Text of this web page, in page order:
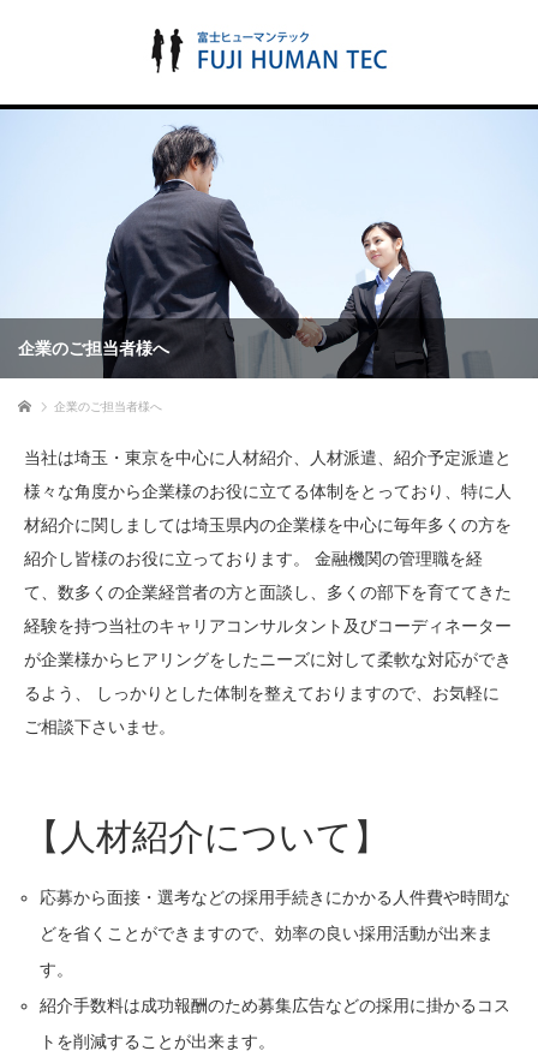
企業のご担当者様へ
ホーム 企業のご担当者様へ
当社は埼玉・東京を中心に人材紹介、人材派遣、紹介予定派遣と
様々な角度から企業様のお役に立てる体制をとっており、特に人
材紹介に関しましては埼玉県内の企業様を中心に毎年多くの方を
紹介し皆様のお役に立っております。 金融機関の管理職を経
て、数多くの企業経営者の方と面談し、多くの部下を育ててきた
経験を持つ当社のキャリアコンサルタント及びコーディネーター
が企業様からヒアリングをしたニーズに対して柔軟な対応ができ
るよう、 しっかりとした体制を整えておりますので、お気軽に
ご相談下さいませ。
【人材紹介について】
応募から面接・選考などの採用手続きにかかる人件費や時間な
どを省くことができますので、効率の良い採用活動が出来ま
す。
紹介手数料は成功報酬のため募集広告などの採用に掛かるコス
トを削減することが出来ます。